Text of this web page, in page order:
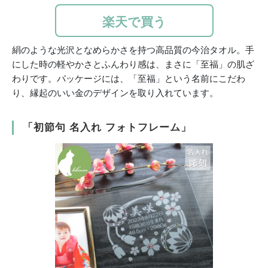
楽天で買う
絹のような光沢となめらかさを持つ高品質の今治タオル。手
にした時の軽やかさとふんわり感は、まさに「至福」の肌ざ
わりです。パッケージには、「至福」という名前にこだわ
り、縁起のいい金のデザインを取り入れています。
「初節句 名入れ フォトフレーム」